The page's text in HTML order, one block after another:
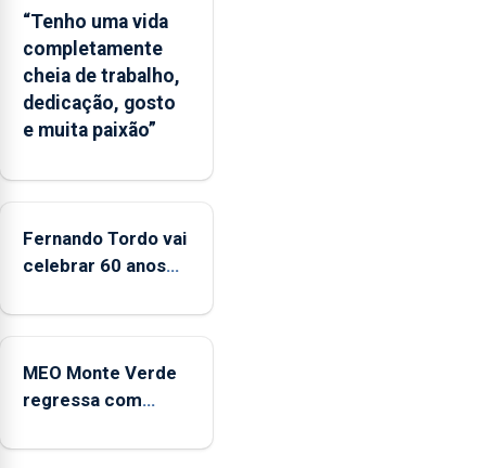
das
Flores
apresenta
um
“decréscimo
da
entre
2022
2025
“Tenho uma vida
completamente
cheia de trabalho,
dedicação, gosto
e muita paixão”
Fernando Tordo vai
celebrar 60 anos
Coliseu Micaelense
MEO Monte Verde
regressa com
acessibilidade